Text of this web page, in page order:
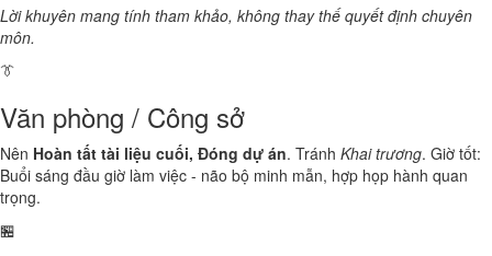
Lời khuyên mang tính tham khảo, không thay thế quyết định chuyên
môn.
👔
Văn phòng / Công sở
Nên Hoàn tất tài liệu cuối, Đóng dự án. Tránh Khai trương. Giờ tốt:
Buổi sáng đầu giờ làm việc - não bộ minh mẫn, hợp họp hành quan
trọng.
🏪